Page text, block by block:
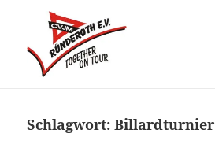
Schlagwort:Billardturnier